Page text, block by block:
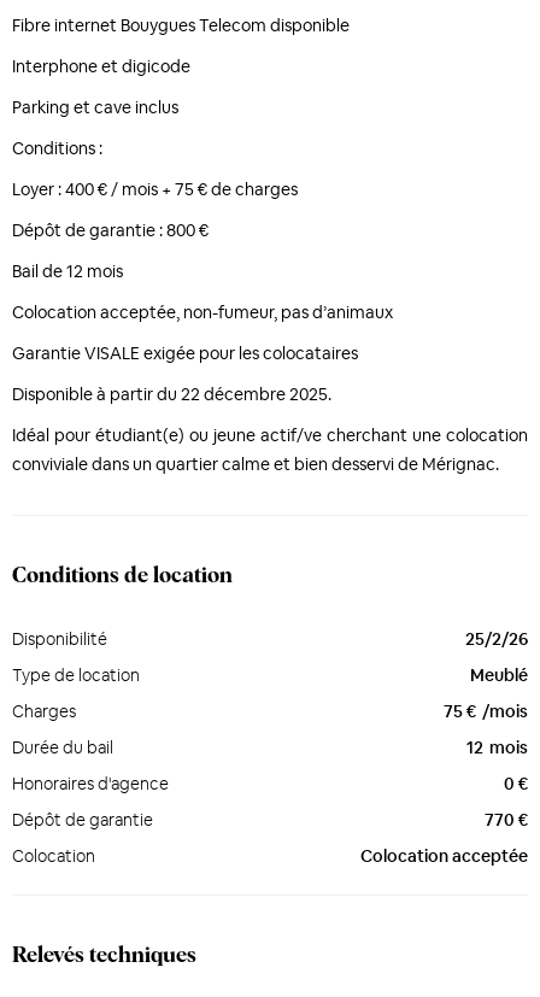
Fibre internet Bouygues Telecom disponible
Interphone et digicode
Parking et cave inclus
Conditions :
Loyer : 400 € / mois + 75 € de charges
Dépôt de garantie : 800 €
Bail de 12 mois
Colocation acceptée, non-fumeur, pas d’animaux
Garantie VISALE exigée pour les colocataires
Disponible à partir du 22 décembre 2025.
Idéal pour étudiant(e) ou jeune actif/ve cherchant une colocation
conviviale dans un quartier calme et bien desservi de Mérignac.
Conditions de location
Disponibilité
25/2/26
Type de location
Meublé
Charges
75 € /mois
Durée du bail
12 mois
Honoraires d'agence
0 €
Dépôt de garantie
770 €
Colocation
Colocation acceptée
Relevés techniques